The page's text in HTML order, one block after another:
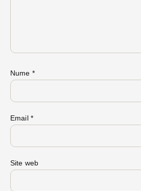
Nume *
Email *
Site web